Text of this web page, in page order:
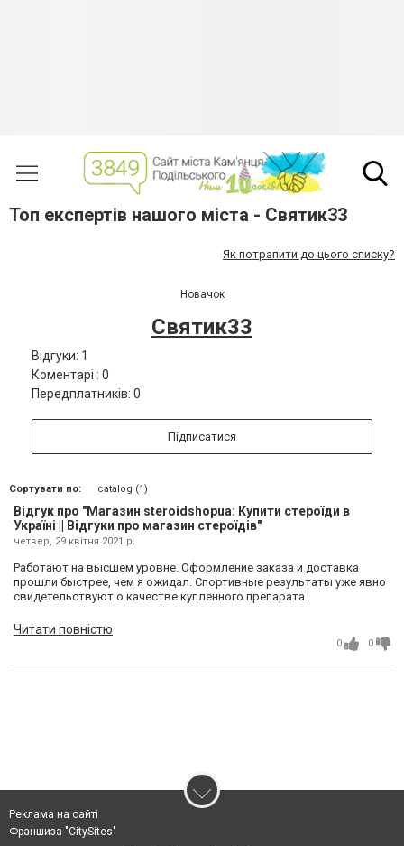
Топ експертів нашого міста - Святик33
Як потрапити до цього списку?
Новачок
Святик33
Відгуки: 1
Коментарі : 0
Передплатників: 0
Підписатися
Сортувати по: catalog (1)
Відгук про "Магазин steroidshopua: Купити стероїди в
Україні || Відгуки про магазин стероїдів"
четвер, 29 квітня 2021 р.
Работают на высшем уровне. Оформление заказа и доставка
прошли быстрее, чем я ожидал. Спортивные результаты уже явно
свидетельствуют о качестве купленного препарата.
Читати повністю
0 0
Реклама на сайті
Франшиза "CitySites"